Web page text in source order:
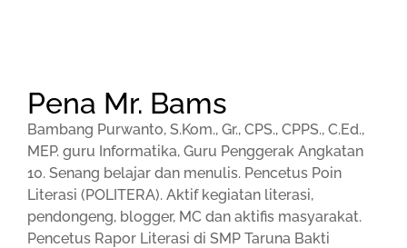
Pena Mr. Bams
Bambang Purwanto, S.Kom., Gr., CPS., CPPS., C.Ed.,
MEP. guru Informatika, Guru Penggerak Angkatan
10. Senang belajar dan menulis. Pencetus Poin
Literasi (POLITERA). Aktif kegiatan literasi,
pendongeng, blogger, MC dan aktifis masyarakat.
Pencetus Rapor Literasi di SMP Taruna Bakti